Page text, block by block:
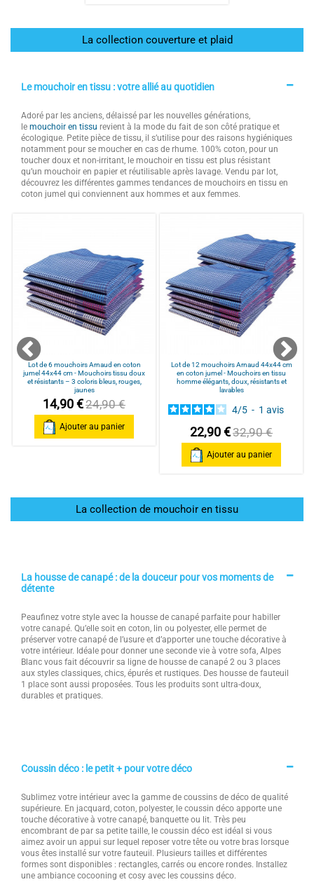
La collection couverture et plaid
Le mouchoir en tissu : votre allié au quotidien
Adoré par les anciens, délaissé par les nouvelles générations,
le mouchoir en tissu revient à la mode du fait de son côté pratique et
écologique. Petite pièce de tissu, il s’utilise pour des raisons hygiéniques
notamment pour se moucher en cas de rhume. 100% coton, pour un
toucher doux et non-irritant, le mouchoir en tissu est plus résistant
qu’un mouchoir en papier et réutilisable après lavage. Vendu par lot,
découvrez les différentes gammes tendances de mouchoirs en tissu en
coton jumel qui conviennent aux hommes et aux femmes.
Lot de 6 mouchoirs Arnaud en coton
jumel 44x44 cm - Mouchoirs tissu doux
et résistants – 3 coloris bleus, rouges,
jaunes
14,90 €24,90 €
Ajouter au panier
Lot de 12 mouchoirs Arnaud 44x44 cm
en coton jumel - Mouchoirs en tissu
homme élégants, doux, résistants et
lavables
4/5 - 1 avis
22,90 €32,90 €
Ajouter au panier
La collection de mouchoir en tissu
La housse de canapé : de la douceur pour vos moments de
détente
Peaufinez votre style avec la housse de canapé parfaite pour habiller
votre canapé. Qu’elle soit en coton, lin ou polyester, elle permet de
préserver votre canapé de l’usure et d’apporter une touche décorative à
votre intérieur. Idéale pour donner une seconde vie à votre sofa, Alpes
Blanc vous fait découvrir sa ligne de housse de canapé 2 ou 3 places
aux styles classiques, chics, épurés et rustiques. Des housse de fauteuil
1 place sont aussi proposées. Tous les produits sont ultra-doux,
durables et pratiques.
Coussin déco : le petit + pour votre déco
Sublimez votre intérieur avec la gamme de coussins de déco de qualité
supérieure. En jacquard, coton, polyester, le coussin déco apporte une
touche décorative à votre canapé, banquette ou lit. Très peu
encombrant de par sa petite taille, le coussin déco est idéal si vous
aimez avoir un appui sur lequel reposer votre tête ou votre bras lorsque
vous êtes installé sur votre fauteuil. Plusieurs tailles et différentes
formes sont disponibles : rectangles, carrés ou encore rondes. Installez
une ambiance cocooning et cosy avec les coussins déco.